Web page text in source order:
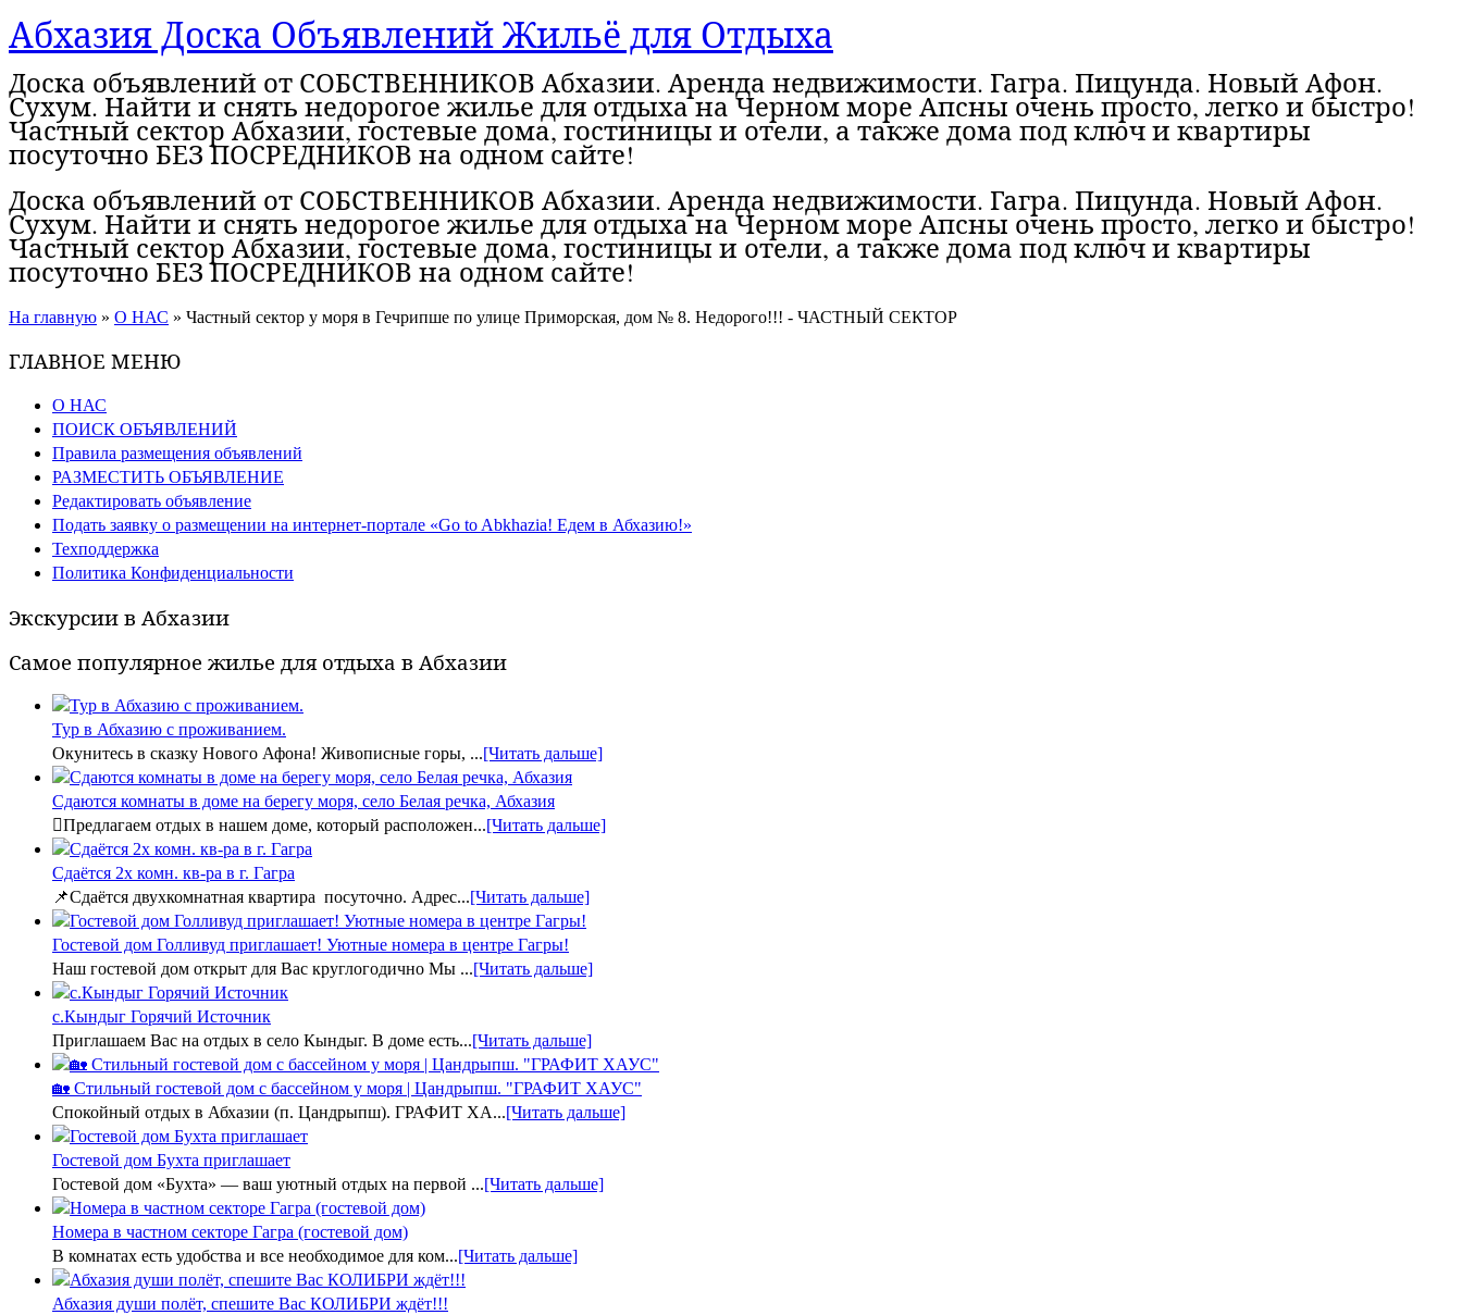
Абхазия Доска Объявлений Жильё для Отдыха
Доска объявлений от СОБСТВЕННИКОВ Абхазии. Аренда недвижимости. Гагра. Пицунда. Новый Афон.
Сухум. Найти и снять недорогое жилье для отдыха на Черном море Апсны очень просто, легко и быстро!
Частный сектор Абхазии, гостевые дома, гостиницы и отели, а также дома под ключ и квартиры
посуточно БЕЗ ПОСРЕДНИКОВ на одном сайте!
Доска объявлений от СОБСТВЕННИКОВ Абхазии. Аренда недвижимости. Гагра. Пицунда. Новый Афон.
Сухум. Найти и снять недорогое жилье для отдыха на Черном море Апсны очень просто, легко и быстро!
Частный сектор Абхазии, гостевые дома, гостиницы и отели, а также дома под ключ и квартиры
посуточно БЕЗ ПОСРЕДНИКОВ на одном сайте!
На главную » О НАС » Частный сектор у моря в Гечрипше по улице Приморская, дом № 8. Недорого!!! - ЧАСТНЫЙ СЕКТОР
ГЛАВНОЕ МЕНЮ
О НАС
ПОИСК ОБЪЯВЛЕНИЙ
Правила размещения объявлений
РАЗМЕСТИТЬ ОБЪЯВЛЕНИЕ
Редактировать объявление
Подать заявку о размещении на интернет-портале «Go to Abkhazia! Едем в Абхазию!»
Техподдержка
Политика Конфиденциальности
Экскурсии в Абхазии
Самое популярное жилье для отдыха в Абхазии
Тур в Абхазию с проживанием.
Окунитесь в сказку Нового Афона! Живописные горы, ...[Читать дальше]
Сдаются комнаты в доме на берегу моря, село Белая речка, Абхазия
Предлагаем отдых в нашем доме, который расположен...[Читать дальше]
Сдаётся 2х комн. кв-ра в г. Гагра
📌Сдаётся двухкомнатная квартира посуточно. Адрес...[Читать дальше]
Гостевой дом Голливуд приглашает! Уютные номера в центре Гагры!
Наш гостевой дом открыт для Вас круглогодично Мы ...[Читать дальше]
с.Кындыг Горячий Источник
Приглашаем Вас на отдых в село Кындыг. В доме есть...[Читать дальше]
🏡 Стильный гостевой дом с бассейном у моря | Цандрыпш. "ГРАФИТ ХАУС"
Спокойный отдых в Абхазии (п. Цандрыпш). ГРАФИТ ХА...[Читать дальше]
Гостевой дом Бухта приглашает
Гостевой дом «Бухта» — ваш уютный отдых на первой ...[Читать дальше]
Номера в частном секторе Гагра (гостевой дом)
В комнатах есть удобства и все необходимое для ком...[Читать дальше]
Абхазия души полёт, спешите Вас КОЛИБРИ ждёт!!!